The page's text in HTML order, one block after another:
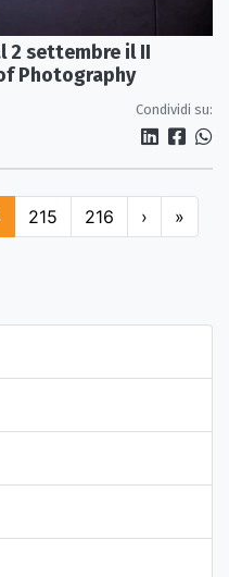
2 settembre il II
Photography
Condividi su:
215 216 › »